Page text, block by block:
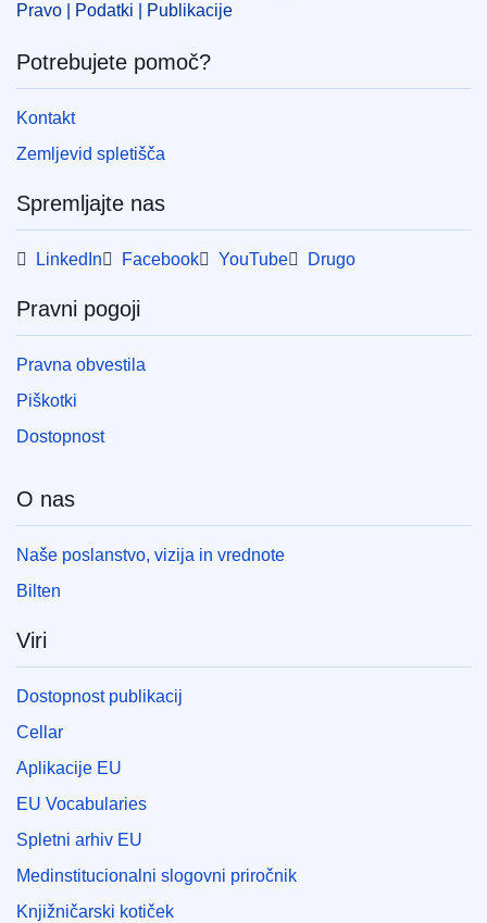
Pravo | Podatki | Publikacije
Potrebujete pomoč?
Kontakt
Zemljevid spletišča
Spremljajte nas
LinkedIn Facebook YouTube Drugo
Pravni pogoji
Pravna obvestila
Piškotki
Dostopnost
O nas
Naše poslanstvo, vizija in vrednote
Bilten
Viri
Dostopnost publikacij
Cellar
Aplikacije EU
EU Vocabularies
Spletni arhiv EU
Medinstitucionalni slogovni priročnik
Knjižničarski kotiček